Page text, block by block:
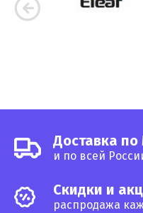
Доставка
и по всей
Cкидки и
распродажа